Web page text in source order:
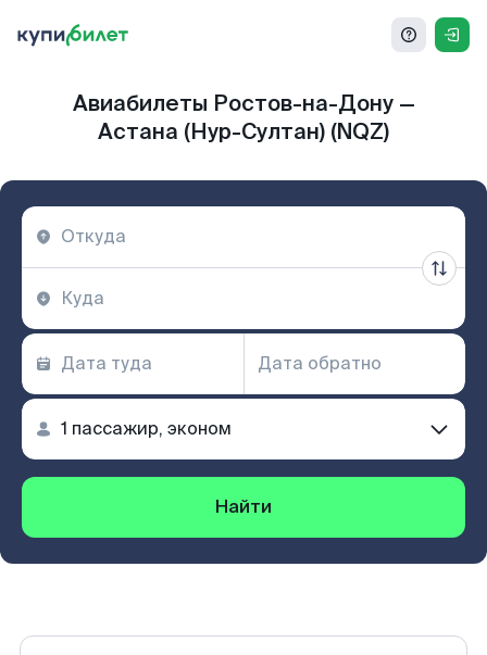
Авиабилеты Ростов-на-Дону —
Астана (Нур-Султан) (NQZ)
Найти